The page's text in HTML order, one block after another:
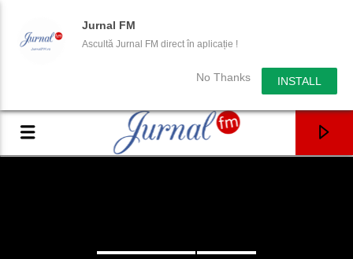
Jurnal FM
Ascultă Jurnal FM direct în aplicație !
No Thanks INSTALL